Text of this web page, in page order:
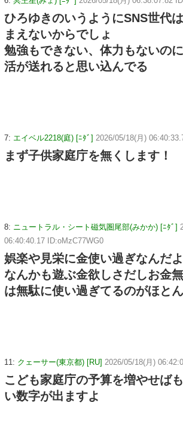
ひろゆきのいうようにSNS世代
まえないからでしょ
勉強もできない、体力もないの
活が送れると思い込んでる
7: エイベル2218(庭) [ﾆﾀﾞ] 2026/05/18(月)
まず子供家庭庁を無くします！
8: ニュートラル・シート磁気圏尾部(みかか) [ﾆﾀﾞ]
06:40:40.17 ID:oMzC77WG0
娯楽や見栄に金使い過ぎなんだ
なんかも遊ぶ金欲しさだしお金
は無駄に使い過ぎてるのがほと
11: クェーサー(東京都) [RU] 2026/05/18(月)
こども家庭庁の予算を増やせば
い数字が出ますよ